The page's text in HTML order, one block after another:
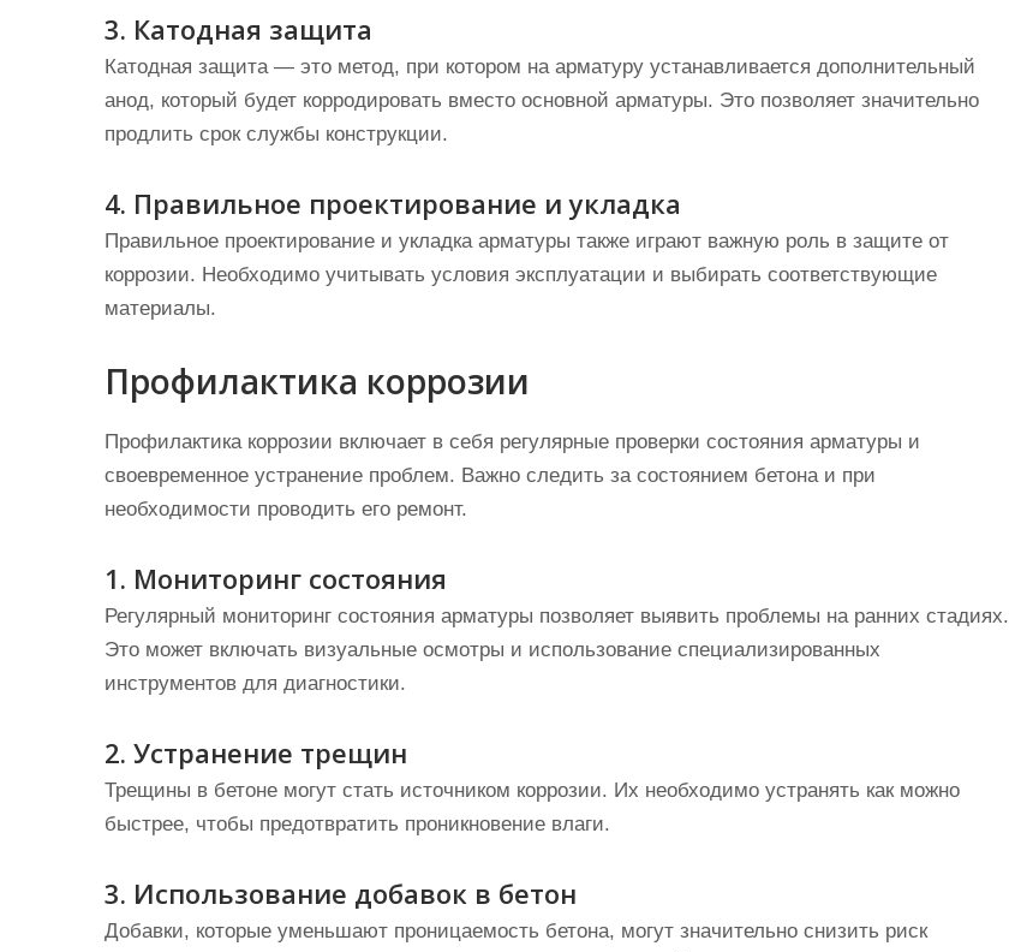
3. Катодная защита
Катодная защита — это метод, при котором на арматуру устанавливается дополнительный
анод, который будет корродировать вместо основной арматуры. Это позволяет значительно
продлить срок службы конструкции.
4. Правильное проектирование и укладка
Правильное проектирование и укладка арматуры также играют важную роль в защите от
коррозии. Необходимо учитывать условия эксплуатации и выбирать соответствующие
материалы.
Профилактика коррозии
Профилактика коррозии включает в себя регулярные проверки состояния арматуры и
своевременное устранение проблем. Важно следить за состоянием бетона и при
необходимости проводить его ремонт.
1. Мониторинг состояния
Регулярный мониторинг состояния арматуры позволяет выявить проблемы на ранних стадиях.
Это может включать визуальные осмотры и использование специализированных
инструментов для диагностики.
2. Устранение трещин
Трещины в бетоне могут стать источником коррозии. Их необходимо устранять как можно
быстрее, чтобы предотвратить проникновение влаги.
3. Использование добавок в бетон
Добавки, которые уменьшают проницаемость бетона, могут значительно снизить риск